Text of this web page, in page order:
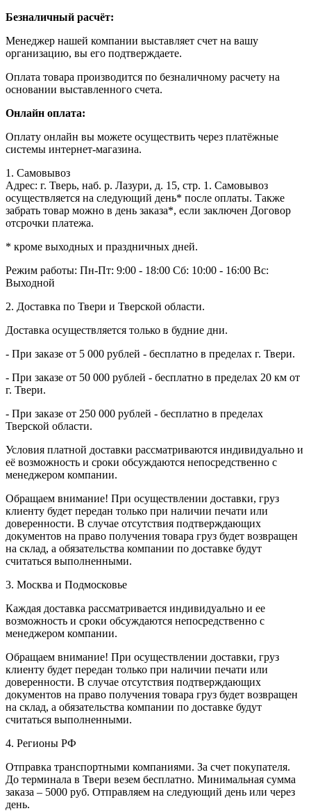
Безналичный расчёт:
Менеджер нашей компании выставляет счет на вашу
организацию, вы его подтверждаете.
Оплата товара производится по безналичному расчету на
основании выставленного счета.
Онлайн оплата:
Оплату онлайн вы можете осуществить через платёжные
системы интернет-магазина.
1. Самовывоз
Адрес: г. Тверь, наб. р. Лазури, д. 15, стр. 1. Самовывоз
осуществляется на следующий день* после оплаты. Также
забрать товар можно в день заказа*, если заключен Договор
отсрочки платежа.
* кроме выходных и праздничных дней.
Режим работы: Пн-Пт: 9:00 - 18:00 Сб: 10:00 - 16:00 Вс:
Выходной
2. Доставка по Твери и Тверской области.
Доставка осуществляется только в будние дни.
- При заказе от 5 000 рублей - бесплатно в пределах г. Твери.
- При заказе от 50 000 рублей - бесплатно в пределах 20 км от
г. Твери.
- При заказе от 250 000 рублей - бесплатно в пределах
Тверской области.
Условия платной доставки рассматриваются индивидуально и
её возможность и сроки обсуждаются непосредственно с
менеджером компании.
Обращаем внимание! При осуществлении доставки, груз
клиенту будет передан только при наличии печати или
доверенности. В случае отсутствия подтверждающих
документов на право получения товара груз будет возвращен
на склад, а обязательства компании по доставке будут
считаться выполненными.
3. Москва и Подмосковье
Каждая доставка рассматривается индивидуально и ее
возможность и сроки обсуждаются непосредственно с
менеджером компании.
Обращаем внимание! При осуществлении доставки, груз
клиенту будет передан только при наличии печати или
доверенности. В случае отсутствия подтверждающих
документов на право получения товара груз будет возвращен
на склад, а обязательства компании по доставке будут
считаться выполненными.
4. Регионы РФ
Отправка транспортными компаниями. За счет покупателя.
До терминала в Твери везем бесплатно. Минимальная сумма
заказа – 5000 руб. Отправляем на следующий день или через
день.